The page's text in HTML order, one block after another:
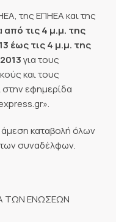
της ΕΠΗΕΑ και της
από τις 4 μ.μ. της
έως τις 4 μ.μ. της
για τους
και τους
στην εφημερίδα
καταβολή όλων
συναδέλφων.
ΤΩΝ ΕΝΩΣΕΩΝ